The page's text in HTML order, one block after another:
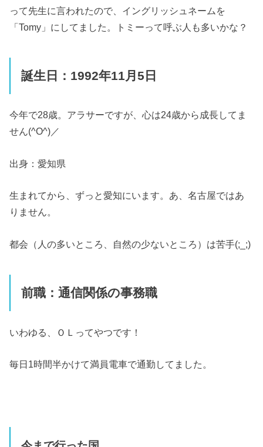
って先生に言われたので、イングリッシュネームを
「Tomy」にしてました。トミーって呼ぶ人も多いかな？
誕生日：1992年11月5日
今年で28歳。アラサーですが、心は24歳から成長してま
せん(^O^)／
出身：愛知県
生まれてから、ずっと愛知にいます。あ、名古屋ではあ
りません。
都会（人の多いところ、自然の少ないところ）は苦手(;_;)
前職：通信関係の事務職
いわゆる、ＯＬってやつです！
毎日1時間半かけて満員電車で通勤してました。